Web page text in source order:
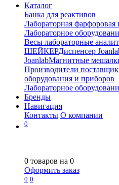
Каталог
Банка для реактивов
Лабораторная фарфоровая
Лабораторное
Весы лабораторные
ШЕЙКЕРДиспенсер
JoanlabМагнитные
Производители
оборудования и приборов
Лабораторное
Бренды
Навигация
Контакты О компании
0
0 товаров на 0
Оформить заказ
0 0